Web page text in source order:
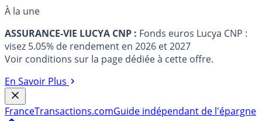
À la une
ASSURANCE-VIE LUCYA CNP : Fonds euros Lucya CNP :
visez 5.05% de rendement en 2026 et 2027
Voir conditions sur la page dédiée à cette offre.
En Savoir Plus
FranceTransactions.comGuide indépendant de l'épargne